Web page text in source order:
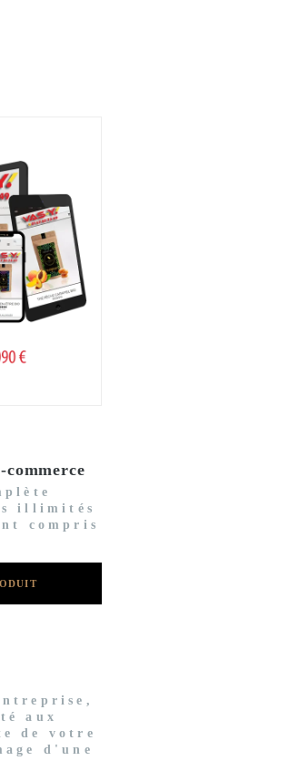
illimités
compris
aux
de votre
d'une